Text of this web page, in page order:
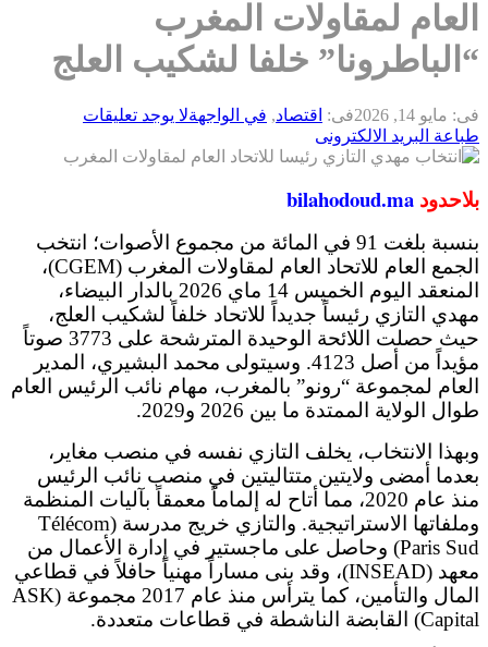
العام لمقاولات المغرب
“الباطرونا” خلفا لشكيب العلج
فى: مايو 14, 2026 فى: اقتصاد, في الواجهةلا يوجد تعليقات
طباعة البريد الالكترونى
بلاحدود
بنسبة بلغت 91 في المائة من مجموع الأصوات؛ انتخب
الجمع العام للاتحاد العام لمقاولات المغرب (CGEM)،
المنعقد اليوم الخميس 14 ماي 2026 بالدار البيضاء،
مهدي التازي رئيساً جديداً للاتحاد خلفاً لشكيب العلج،
حيث حصلت اللائحة الوحيدة المترشحة على 3773 صوتاً
مؤيداً من أصل 4123. وسيتولى محمد البشيري، المدير
العام لمجموعة “رونو” بالمغرب، مهام نائب الرئيس العام
طوال الولاية الممتدة ما بين 2026 و2029.
وبهذا الانتخاب، يخلف التازي نفسه في منصب مغاير،
بعدما أمضى ولايتين متتاليتين في منصب نائب الرئيس
منذ عام 2020، مما أتاح له إلماماً معمقاً بآليات المنظمة
وملفاتها الاستراتيجية. والتازي خريج مدرسة (Télécom
Paris Sud) وحاصل على ماجستير في إدارة الأعمال من
معهد (INSEAD)، وقد بنى مساراً مهنياً حافلاً في قطاعي
المال والتأمين، كما يترأس منذ عام 2017 مجموعة (ASK
Capital) القابضة الناشطة في قطاعات متعددة.